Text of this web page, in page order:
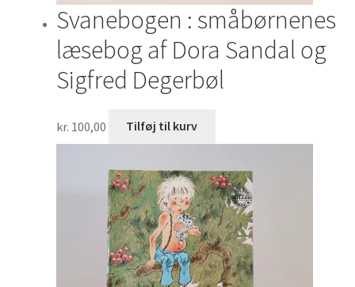
Svanebogen : småbørnenes
læsebog af Dora Sandal og
Sigfred Degerbøl
kr. 100,00 Tilføj til kurv